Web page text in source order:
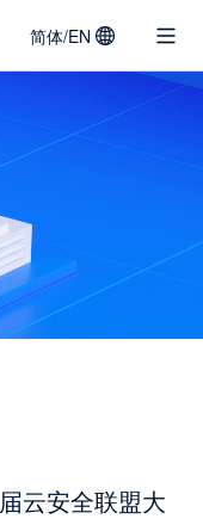
简体/EN
云安全联盟大